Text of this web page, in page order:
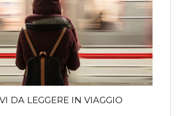
DA LEGGERE IN VIAGGIO